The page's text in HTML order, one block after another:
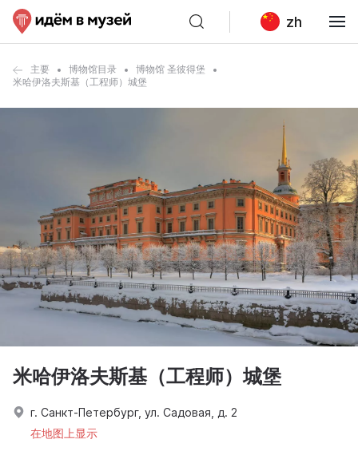
zh
主要 博物馆目录
博物馆 圣彼得堡
米哈伊洛夫斯基（工程师）城堡
米哈伊洛夫斯基（工程师）城堡
г. Санкт-Петербург, ул. Садовая, д. 2
在地图上显示